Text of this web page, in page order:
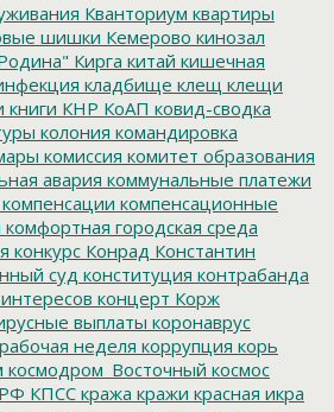
Кванториум квартиры
шишки Кемерово кинозал
Кирга китай кишечная
кладбище клещ клещи
книги КНР КоАП ковид-сводка
колония командировка
комиссия комитет образования
авария коммунальные платежи
компенсации компенсационные
комфортная городская среда
конкурс Конрад Константин
суд конституция контрабанда
концерт Корж
выплаты коронаврус
неделя коррупция корь
космодром_Восточный космос
КПСС кража кражи красная икра